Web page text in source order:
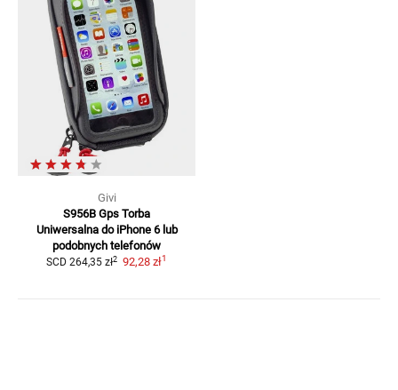
Givi
S956B Gps Torba
Uniwersalna do iPhone 6 lub
podobnych telefonów
SCD 264,35 zł2 92,28 zł1